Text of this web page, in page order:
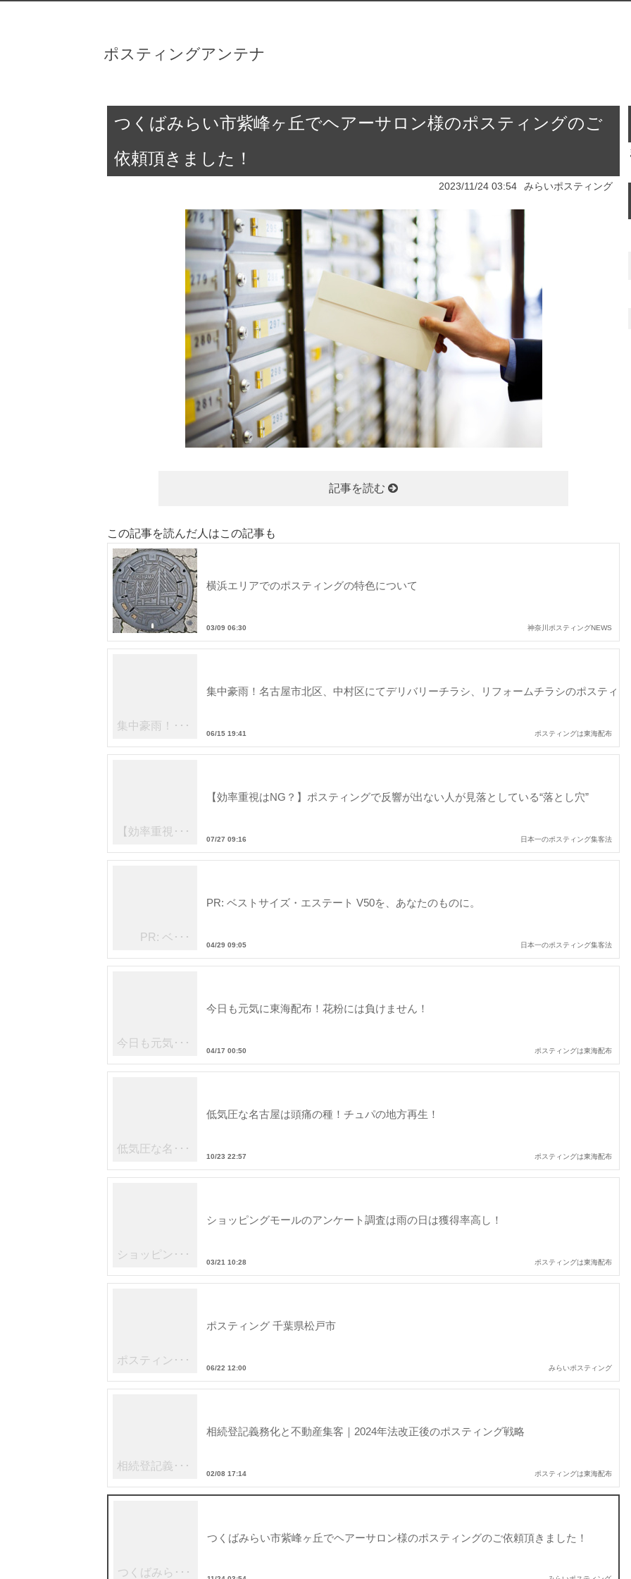
ポスティングアンテナ
つくばみらい市紫峰ヶ丘でヘアーサロン様のポスティングのご
依頼頂きました！
2023/11/24 03:54 みらいポスティング
記事を読む
この記事を読んだ人はこの記事も
横浜エリアでのポスティングの特色について
03/09 06:30 神奈川ポスティングNEWS
集中豪雨！･･･
集中豪雨！名古屋市北区、中村区にてデリバリーチラシ、リフォームチラシのポスティ
06/15 19:41 ポスティングは東海配布
【効率重視･･･
【効率重視はNG？】ポスティングで反響が出ない人が見落としている“落とし穴”
07/27 09:16 日本一のポスティング集客法
PR: ベ･･･
PR: ベストサイズ・エステート V50を、あなたのものに。
04/29 09:05 日本一のポスティング集客法
今日も元気･･･
今日も元気に東海配布！花粉には負けません！
04/17 00:50 ポスティングは東海配布
低気圧な名･･･
低気圧な名古屋は頭痛の種！チュパの地方再生！
10/23 22:57 ポスティングは東海配布
ショッピン･･･
ショッピングモールのアンケート調査は雨の日は獲得率高し！
03/21 10:28 ポスティングは東海配布
ポスティン･･･
ポスティング 千葉県松戸市
06/22 12:00 みらいポスティング
相続登記義･･･
相続登記義務化と不動産集客｜2024年法改正後のポスティング戦略
02/08 17:14 ポスティングは東海配布
つくばみら･･･
つくばみらい市紫峰ヶ丘でヘアーサロン様のポスティングのご依頼頂きました！